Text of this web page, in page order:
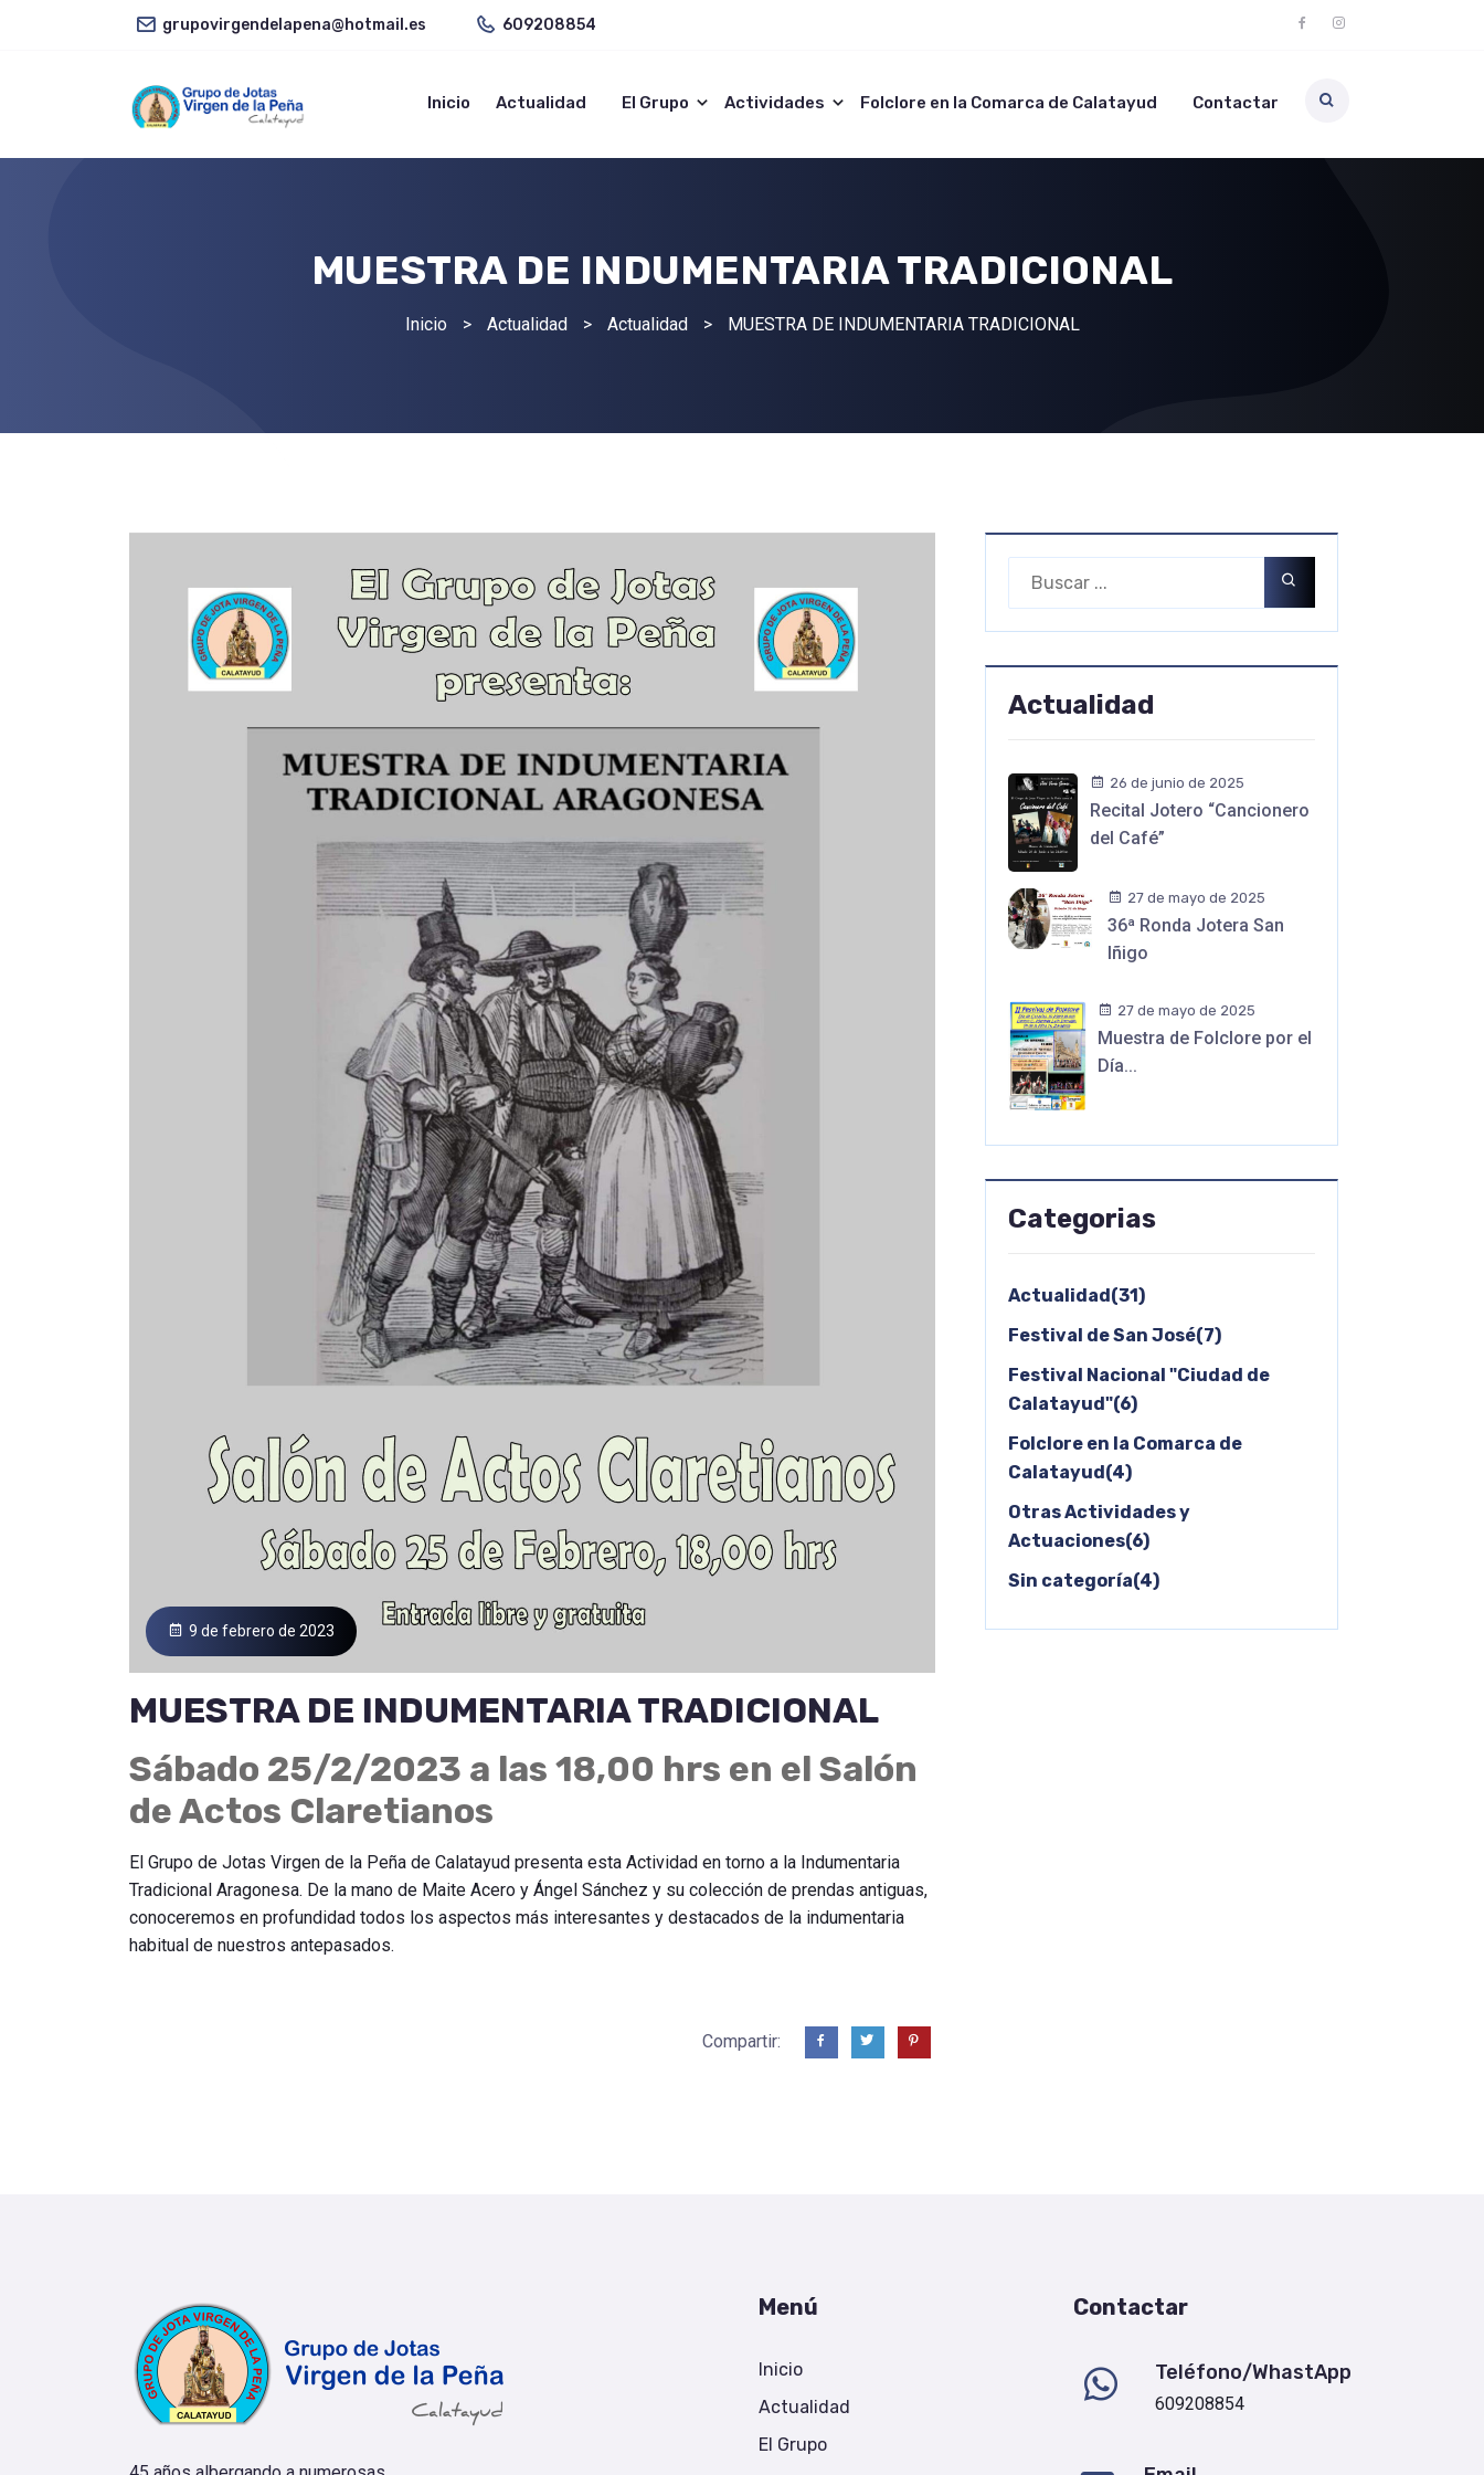
grupovirgendelapena@hotmail.es 609208854
Inicio Actualidad El Grupo Actividades Folclore en la Comarca de Calatayud Contactar
MUESTRA DE INDUMENTARIA TRADICIONAL
Inicio > Actualidad > Actualidad > MUESTRA DE INDUMENTARIA TRADICIONAL
9 de febrero de 2023
MUESTRA DE INDUMENTARIA TRADICIONAL
Sábado 25/2/2023 a las 18,00 hrs en el Salón
de Actos Claretianos
El Grupo de Jotas Virgen de la Peña de Calatayud presenta esta Actividad en torno a la Indumentaria
Tradicional Aragonesa. De la mano de Maite Acero y Ángel Sánchez y su colección de prendas antiguas,
conoceremos en profundidad todos los aspectos más interesantes y destacados de la indumentaria
habitual de nuestros antepasados.
Compartir:
Actualidad
26 de junio de 2025
Recital Jotero “Cancionero
del Café”
27 de mayo de 2025
36ª Ronda Jotera San
Iñigo
27 de mayo de 2025
Muestra de Folclore por el
Día...
Categorias
Actualidad(31)
Festival de San José(7)
Festival Nacional "Ciudad de
Calatayud"(6)
Folclore en la Comarca de
Calatayud(4)
Otras Actividades y
Actuaciones(6)
Sin categoría(4)
Menú
Inicio
Actualidad
El Grupo
Contactar
Teléfono/WhastApp
609208854